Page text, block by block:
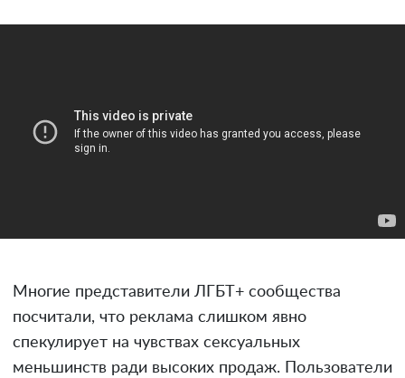
Многие представители ЛГБТ+ сообщества
посчитали, что реклама слишком явно
спекулирует на чувствах сексуальных
меньшинств ради высоких продаж. Пользователи